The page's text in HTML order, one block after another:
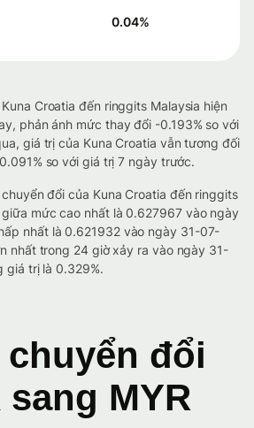
0.04%
Croatia đến ringgits Malaysia hiện
phản ánh mức thay đổi -0.193% so với
giá trị của Kuna Croatia vẫn tương đối
so với giá trị 7 ngày trước.
đổi của Kuna Croatia đến ringgits
mức cao nhất là 0.627967 vào ngày
nhất là 0.621932 vào ngày 31-07-
nhất trong 24 giờ xảy ra vào ngày 31-
giá trị là 0.329%.
chuyển đổi
sang MYR